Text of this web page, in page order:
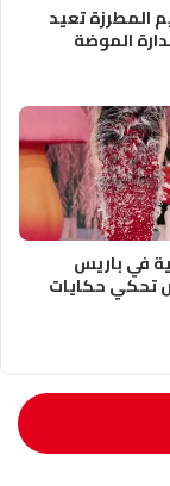
المطرزة تعيد
الموضة
في باريس
تحكي حكايات